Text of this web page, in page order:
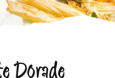
Dorade